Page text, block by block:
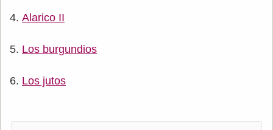
Alarico II
Los burgundios
Los jutos